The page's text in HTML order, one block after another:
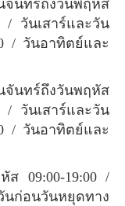
/ วันเสาร์และวัน
/ วันอาทิตย์และ
/ วันเสาร์และวัน
/ วันอาทิตย์และ
นก่อนวันหยุดทาง